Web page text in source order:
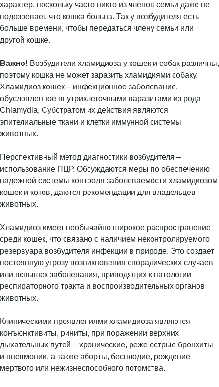
характер, поскольку часто никто из членов семьи даже не
подозревает, что кошка больна. Так у возбудителя есть
больше времени, чтобы передаться члену семьи или
другой кошке.
Важно! Возбудители хламидиоза у кошек и собак различны,
поэтому кошка не может заразить хламидиями собаку.
Хламидиоз кошек – инфекционное заболевание,
обусловленное внутриклеточными паразитами из рода
Chlamydia, Субстратом их действия являются
эпителиальные ткани и клетки иммунной системы
животных.
Перспективный метод диагностики возбудителя –
использование ПЦР. Обсуждаются меры по обеспечению
надежной системы контроля заболеваемости хламидиозом
кошек и котов, даются рекомендации для владельцев
животных.
Хламидиоз имеет необычайно широкое распространение
среди кошек, что связано с наличием неконтролируемого
резервуара возбудителя инфекции в природе. Это создает
постоянную угрозу возникновения спорадических случаев
или вспышек заболевания, приводящих к патологии
респираторного тракта и воспроизводительных органов
животных.
Клиническими проявлениями хламидиоза являются
конъюнктивиты, риниты, при поражении верхних
дыхательных путей – хронические, реже острые бронхиты
и пневмонии, а также аборты, бесплодие, рождение
мертвого или нежизнеспособного потомства.